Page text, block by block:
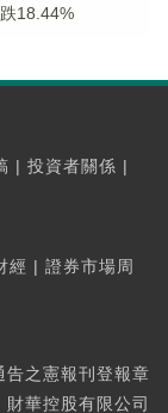
18.44%
| 投資者關係 |
經 | 證券市場周
告之憲報刊登報章
華控股有限公司